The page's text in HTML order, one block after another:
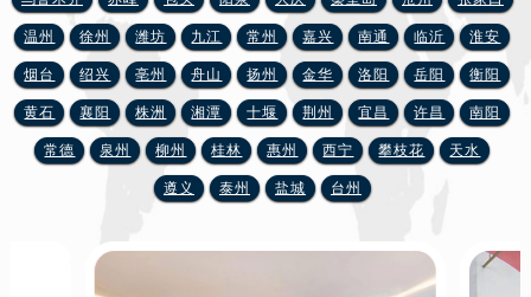
山西省晋中市榆次区顺城街浪琴售后服务中心（需提前预约）
山西省临汾市尧都区解放路浪琴售后服务中心（需提前预约）
山西省吕梁市离石区永宁中路与建设街交叉口浪琴售后服务中心（需提前预约）
山西省朔州市朔城区怡西路与鄯阳西街交汇处浪琴售后服务中心（需提前预约）
山西省忻州市忻府区和平东街与七一南路交叉口浪琴售后服务中心（需提前预约）
山西省长治市潞州区英雄中路浪琴售后服务中心（需提前预约）
温州 徐州 潍坊 九江 常州 嘉兴 南通 临沂 淮安
烟台 绍兴 亳州 舟山 扬州 金华 洛阳 岳阳 衡阳
黄石 襄阳 株洲 湘潭 十堰 荆州 宜昌 许昌 南阳
常德 泉州 柳州 桂林 惠州 西宁 攀枝花 天水
遵义 泰州 盐城 台州